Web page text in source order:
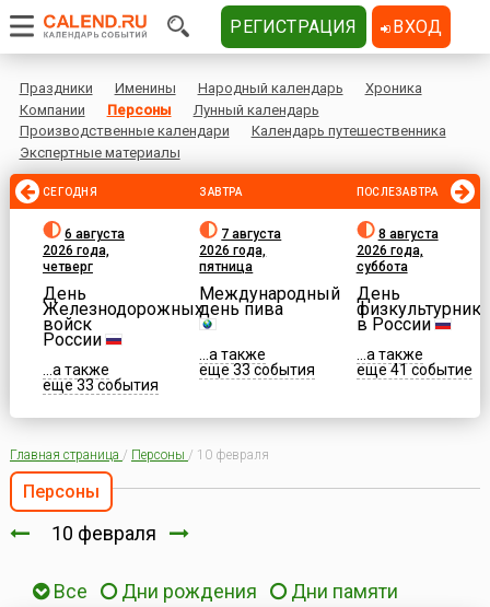
Праздники Именины Народный календарь
Хроника
Компании
Персоны
Лунный календарь
Производственные календари
Календарь путешественника
Экспертные материалы
СЕГОДНЯ
6 августа
2026 года,
четверг
День
Железнодорожных
войск
России
...а также
еще 33 события
ЗАВТРА
7 августа
2026 года,
пятница
Международный
день пива
...а также
еще 33 события
ПОСЛЕЗАВТРА
8 августа
2026 года,
суббота
День
физкультурника
в России
...а также
еще 41 событие
Главная страница / Персоны / 10 февраля
Персоны
10 февраля
Все Дни рождения Дни памяти
РЕГИСТРАЦИЯ ВХОД